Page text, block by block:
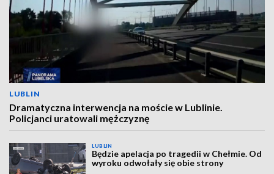
LUBLIN
Dramatyczna interwencja na moście w Lublinie.
Policjanci uratowali mężczyznę
LUBLIN
Będzie apelacja po tragedii w Chełmie. Od
wyroku odwołały się obie strony